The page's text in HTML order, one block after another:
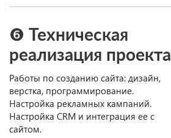
❻ Техническая
реализация проекта
Работы по созданию сайта: дизайн,
верстка, программирование.
Настройка рекламных кампаний.
Настройка CRM и интеграция ее с
сайтом.